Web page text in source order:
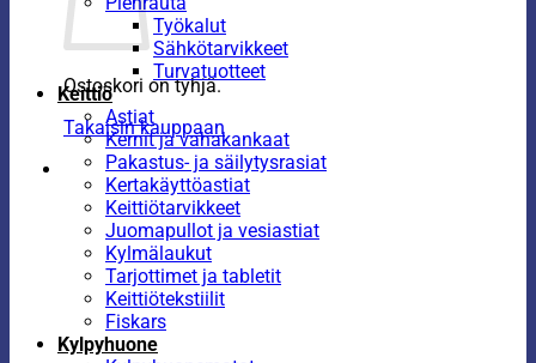
Ostoskori on tyhjä.
Takaisin kauppaan
Työkalut
Sähkötarvikkeet
Turvatuotteet
Keittiö
Astiat
Kernit ja vahakankaat
Pakastus- ja säilytysrasiat
Kertakäyttöastiat
Keittiötarvikkeet
Juomapullot ja vesiastiat
Kylmälaukut
Tarjottimet ja tabletit
Keittiötekstiilit
Fiskars
Kylpyhuone